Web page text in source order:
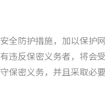
防护措施，加以保护
反保密义务者，将会
密义务，并且采取必